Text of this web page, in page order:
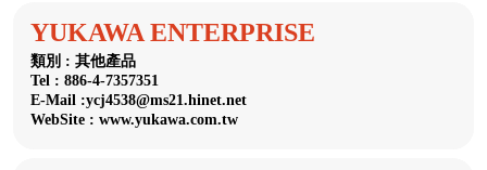
YUKAWA ENTERPRISE
類別 : 其他產品
Tel : 886-4-7357351
E-Mail :ycj4538@ms21.hinet.net
WebSite : www.yukawa.com.tw